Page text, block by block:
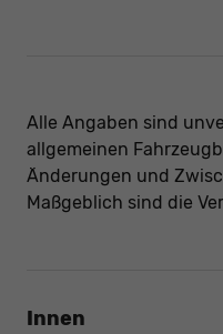
Alle Angaben sind
allgemeinen
Änderungen und
Maßgeblich sind die
Innen